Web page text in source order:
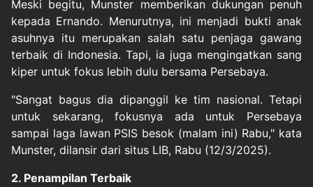
Meski begitu, Munster memberikan dukungan penuh
kepada Ernando. Menurutnya, ini menjadi bukti anak
asuhnya itu merupakan salah satu penjaga gawang
terbaik di Indonesia. Tapi, ia juga mengingatkan sang
kiper untuk fokus lebih dulu bersama Persebaya.
"Sangat bagus dia dipanggil ke tim nasional. Tetapi
untuk sekarang, fokusnya ada untuk Persebaya
sampai laga lawan PSIS besok (malam ini) Rabu," kata
Munster, dilansir dari situs LIB, Rabu (12/3/2025).
2. Penampilan Terbaik